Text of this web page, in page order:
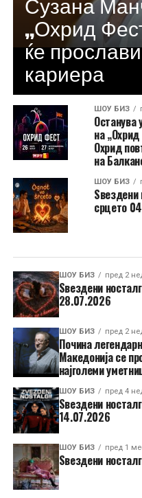
„Охрид
ќе
кариера
ШОУ БИЗ
Останува
на
Охрид
на
ШОУ БИЗ
Ѕвездени
срцето
ШОУ БИЗ пред 2
Ѕвездени
28.07.2026
ШОУ БИЗ пред 2
Почина
Македонија се
најголеми
ШОУ БИЗ пред 4
Ѕвездени
14.07.2026
ШОУ БИЗ пред 1
Ѕвездени